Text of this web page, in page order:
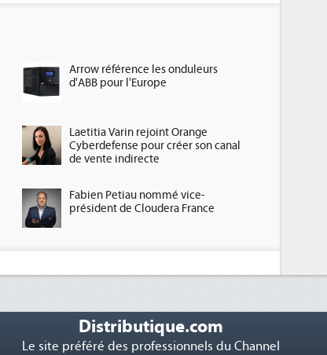
Arrow référence les onduleurs
d'ABB pour l'Europe
Laetitia Varin rejoint Orange
Cyberdefense pour créer son canal
de vente indirecte
Fabien Petiau nommé vice-
président de Cloudera France
Distributique.com
Le site préféré des professionnels du Channel